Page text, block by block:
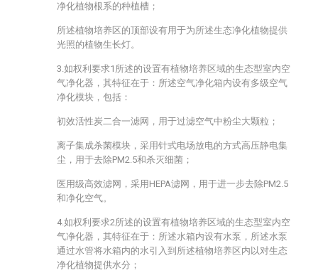
净化植物根系的种植槽；
所述植物培养区的顶部设有用于为所述生态净化植物提供
光照的植物生长灯。
3.如权利要求1所述的设置有植物培养区域的生态型室内空
气净化器，其特征在于：所述空气净化箱内设有多级空气
净化模块，包括：
初效活性炭二合一滤网，用于过滤空气中粉尘大颗粒；
离子集成杀菌模块，采用针式电场放电的方式高压静电集
尘，用于去除PM2.5和杀灭细菌；
医用级高效滤网，采用HEPA滤网，用于进一步去除PM2.5
和净化空气。
4.如权利要求2所述的设置有植物培养区域的生态型室内空
气净化器，其特征在于：所述水箱内设有水泵，所述水泵
通过水管将水箱内的水引入到所述植物培养区内以对生态
净化植物提供水分；